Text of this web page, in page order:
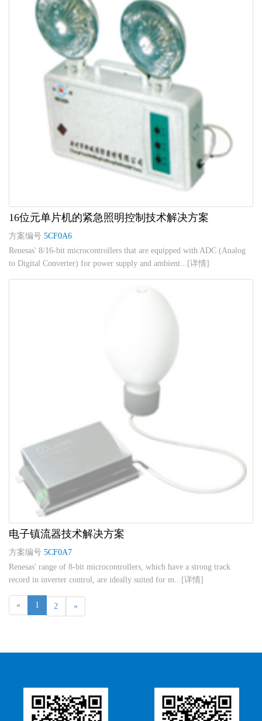
16位元单片机的紧急照明控制技术解决方案
方案编号 5CF0A6
Renesas' 8/16-bit microcontrollers that are equipped with ADC (Analog
to Digital Converter) for power supply and ambient...[详情]
电子镇流器技术解决方案
方案编号 5CF0A7
Renesas' range of 8-bit microcontrollers, which have a strong track
record in inverter control, are ideally suited for m...[详情]
« 1 2 »